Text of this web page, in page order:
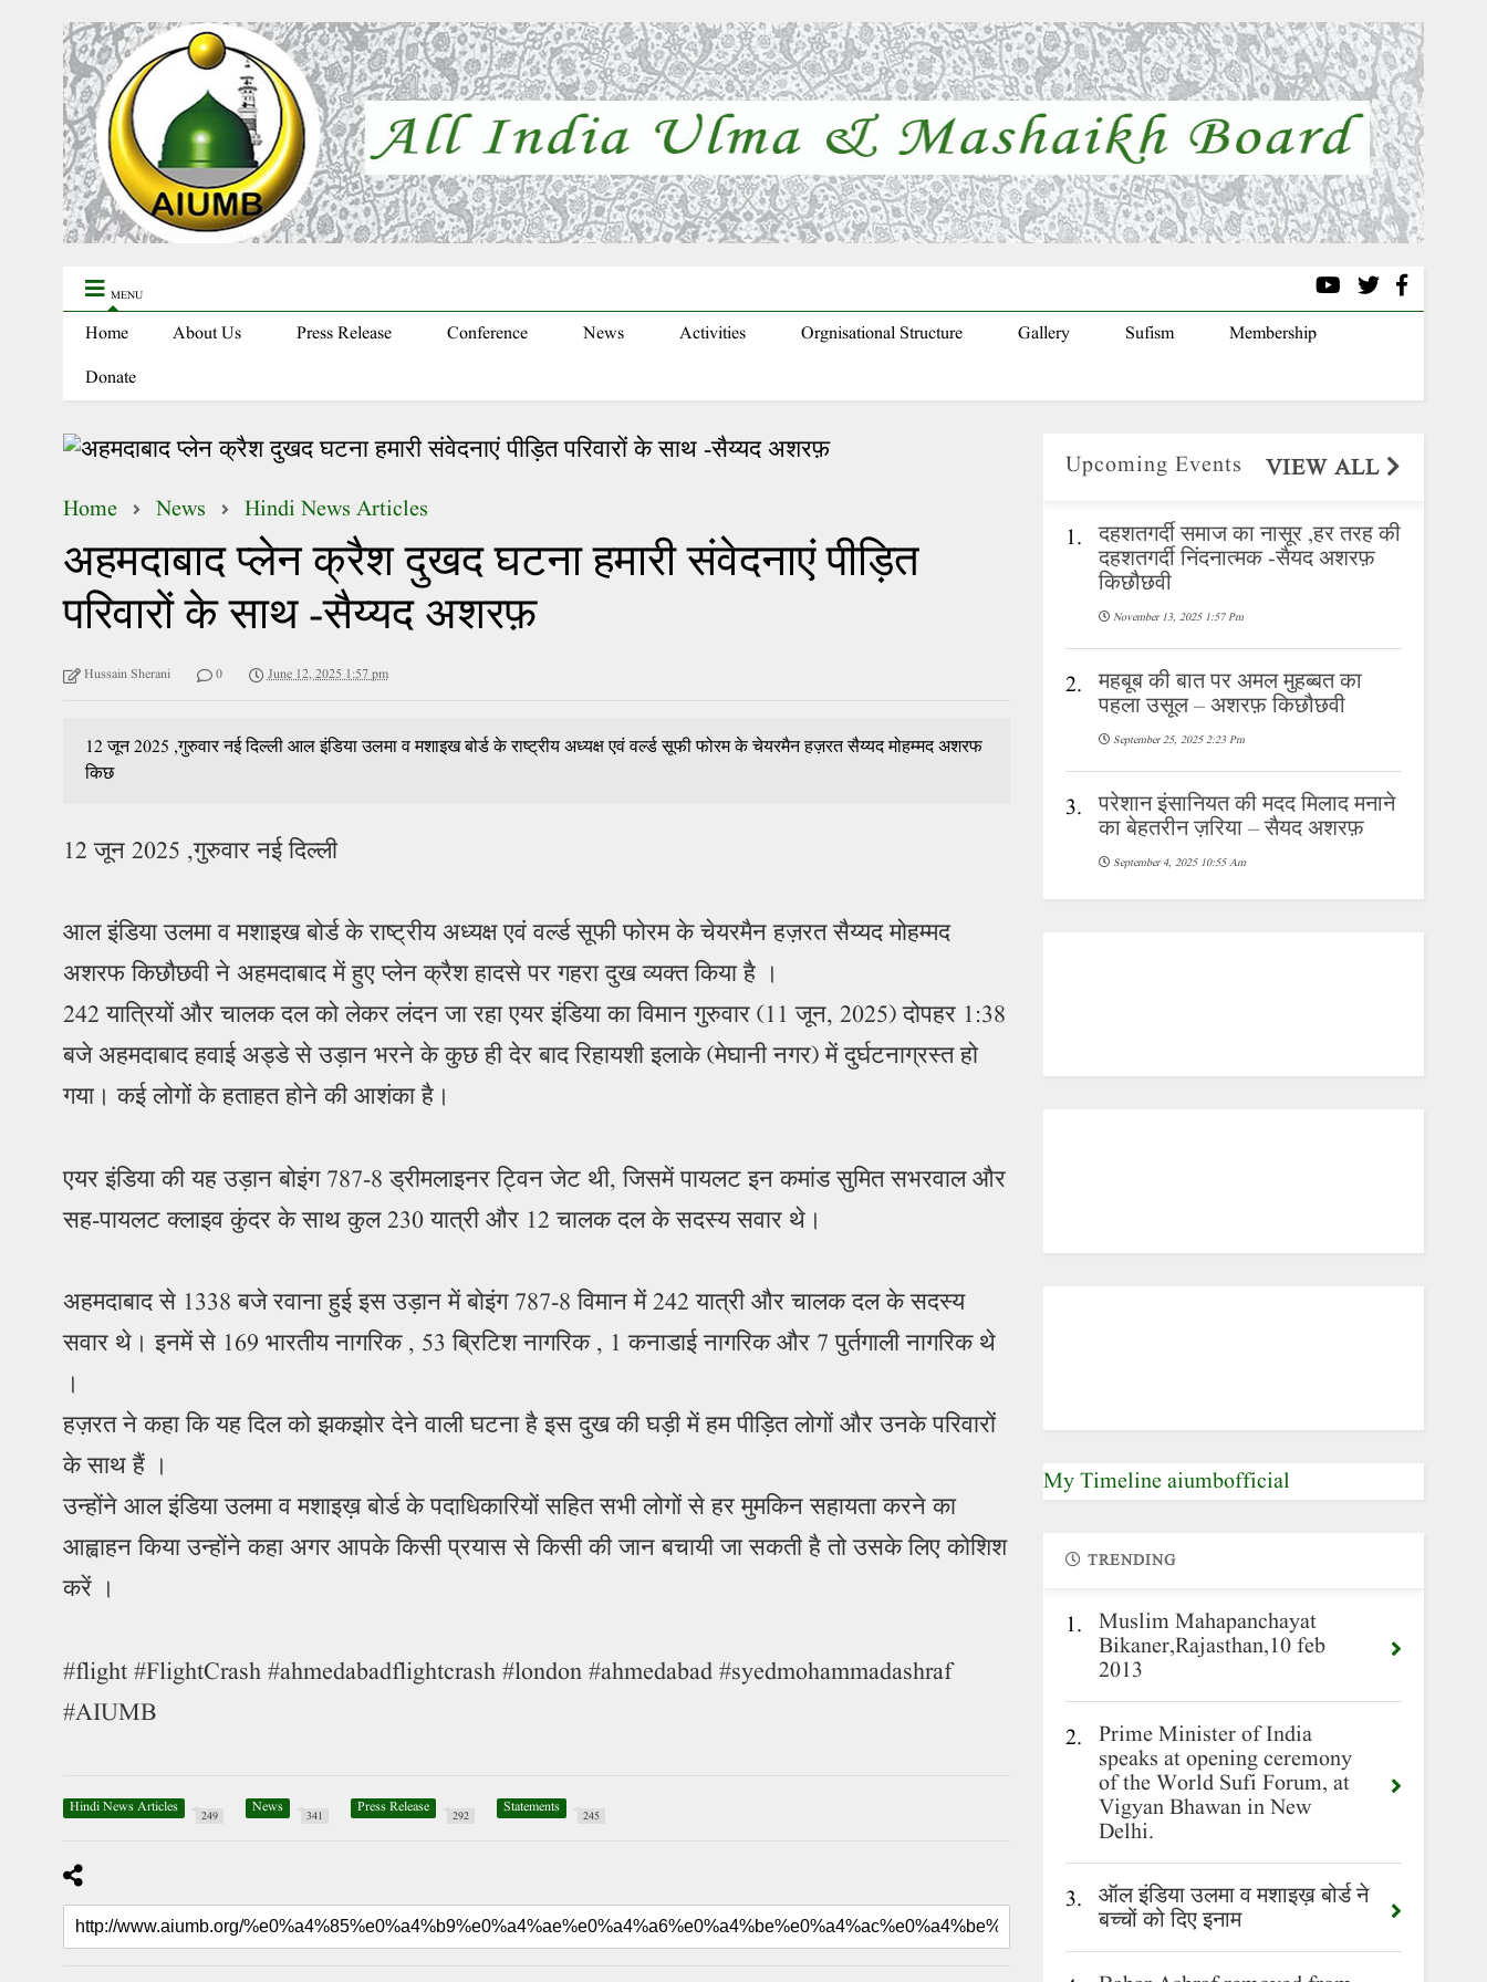
MENU
Home About Us Press Release Conference News Activities Orgnisational Structure Gallery Sufism
Membership
Donate
Home News Hindi News Articles
अहमदाबाद प्लेन क्रैश दुखद घटना हमारी संवेदनाएं पीड़ित
परिवारों के साथ -सैय्यद अशरफ़
Hussain Sherani 0 June 12, 2025 1:57 pm
12 जून 2025 ,गुरुवार नई दिल्ली आल इंडिया उलमा व मशाइख बोर्ड के राष्ट्रीय अध्यक्ष एवं वर्ल्ड सूफी फोरम के चेयरमैन हज़रत सैय्यद मोहम्मद अशरफ
किछ
12 जून 2025 ,गुरुवार नई दिल्ली
आल इंडिया उलमा व मशाइख बोर्ड के राष्ट्रीय अध्यक्ष एवं वर्ल्ड सूफी फोरम के चेयरमैन हज़रत सैय्यद मोहम्मद
अशरफ किछौछवी ने अहमदाबाद में हुए प्लेन क्रैश हादसे पर गहरा दुख व्यक्त किया है ।
242 यात्रियों और चालक दल को लेकर लंदन जा रहा एयर इंडिया का विमान गुरुवार (11 जून, 2025) दोपहर 1:38
बजे अहमदाबाद हवाई अड्डे से उड़ान भरने के कुछ ही देर बाद रिहायशी इलाके (मेघानी नगर) में दुर्घटनाग्रस्त हो
गया। कई लोगों के हताहत होने की आशंका है।
एयर इंडिया की यह उड़ान बोइंग 787-8 ड्रीमलाइनर ट्विन जेट थी, जिसमें पायलट इन कमांड सुमित सभरवाल और
सह-पायलट क्लाइव कुंदर के साथ कुल 230 यात्री और 12 चालक दल के सदस्य सवार थे।
अहमदाबाद से 1338 बजे रवाना हुई इस उड़ान में बोइंग 787-8 विमान में 242 यात्री और चालक दल के सदस्य
सवार थे। इनमें से 169 भारतीय नागरिक , 53 ब्रिटिश नागरिक , 1 कनाडाई नागरिक और 7 पुर्तगाली नागरिक थे
।
हज़रत ने कहा कि यह दिल को झकझोर देने वाली घटना है इस दुख की घड़ी में हम पीड़ित लोगों और उनके परिवारों
के साथ हैं ।
उन्होंने आल इंडिया उलमा व मशाइख़ बोर्ड के पदाधिकारियों सहित सभी लोगों से हर मुमकिन सहायता करने का
आह्वाहन किया उन्होंने कहा अगर आपके किसी प्रयास से किसी की जान बचायी जा सकती है तो उसके लिए कोशिश
करें ।
#flight #FlightCrash #ahmedabadflightcrash #london #ahmedabad #syedmohammadashraf
#AIUMB
Hindi News Articles 249 News 341 Press Release 292 Statements 245
Upcoming Events VIEW ALL
1. दहशतगर्दी समाज का नासूर ,हर तरह की
दहशतगर्दी निंदनात्मक -सैयद अशरफ़
किछौछवी
November 13, 2025 1:57 Pm
2. महबूब की बात पर अमल मुहब्बत का
पहला उसूल – अशरफ़ किछौछवी
September 25, 2025 2:23 Pm
3. परेशान इंसानियत की मदद मिलाद मनाने
का बेहतरीन ज़रिया – सैयद अशरफ़
September 4, 2025 10:55 Am
My Timeline aiumbofficial
TRENDING
1. Muslim Mahapanchayat
Bikaner,Rajasthan,10 feb
2013
2. Prime Minister of India
speaks at opening ceremony
of the World Sufi Forum, at
Vigyan Bhawan in New
Delhi.
3. ऑल इंडिया उलमा व मशाइख़ बोर्ड ने
बच्चों को दिए इनाम